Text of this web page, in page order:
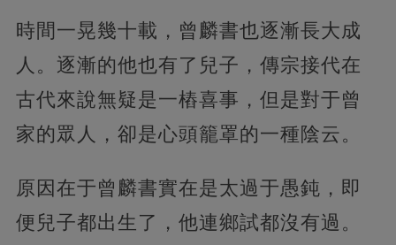
時間一晃幾十載，曾麟書也逐漸長大成
人。逐漸的他也有了兒子，傳宗接代在
古代來說無疑是一樁喜事，但是對于曾
家的眾人，卻是心頭籠罩的一種陰云。
原因在于曾麟書實在是太過于愚鈍，即
便兒子都出生了，他連鄉試都沒有過。